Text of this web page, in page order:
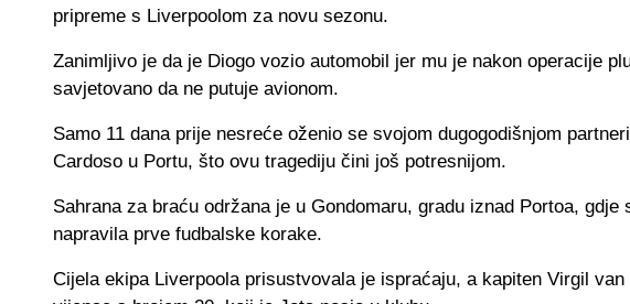
pripreme s Liverpoolom za novu sezonu.
Zanimljivo je da je Diogo vozio automobil jer mu je nakon operacije
savjetovano da ne putuje avionom.
Samo 11 dana prije nesreće oženio se svojom dugogodišnjom
Cardoso u Portu, što ovu tragediju čini još potresnijom.
Sahrana za braću održana je u Gondomaru, gradu iznad Portoa, gdje
napravila prve fudbalske korake.
Cijela ekipa Liverpoola prisustvovala je ispraćaju, a kapiten Virgil